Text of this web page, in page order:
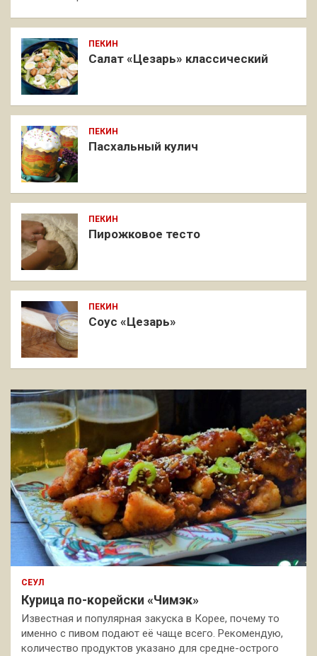
ПЕКИН
Салат «Цезарь» классический
ПЕКИН
Пасхальный кулич
ПЕКИН
Пирожковое тесто
ПЕКИН
Соус «Цезарь»
СЕУЛ
Курица по-корейски «Чимэк»
Известная и популярная закуска в Корее, почему то
именно с пивом подают её чаще всего. Рекомендую,
количество продуктов указано для средне-острого